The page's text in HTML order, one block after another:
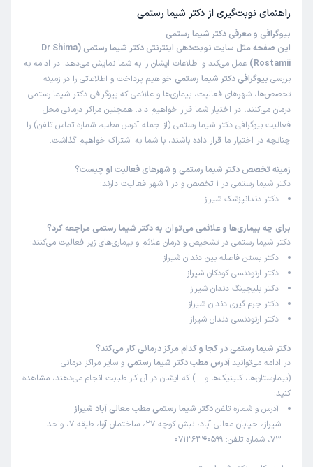
میکنن و برعکس بقیه کار رو به دستیار نمیدن!در طول درمان
شد.برخورد منشی عالی.ممنونم ازشون🌹💞
علت مراجعه: ارتودنسی
کاربر دکترتو
کاربر آزاد
(
1404/08/10
این پزشک را پیشنهاد میکنم
زمان انتظار:
من خودم ارتودنسی انجام دادم و آنقدر دکتر حرفه ای بودن که
بعد از من اعضای خانوادم هم پیش ایشون مراجعه کردن پدر و
مادرم برای جرم گیری و معاینه دندان و لثه ها دخترخالم برای
معاینه و بلیچینگ و دکتر واقعا عالی هستن و با حوصله و تمیز
کار انجام میدن❤ هروقت هم رفتم مطب برای ویزیت زیر نیم
ساعت نوبتم شده و معطل نشدم نقطه قوت بعدیشون هم این
هستش که کارآموز بالای سرم برای ویزیت و معاینه نیومده و
صفر تا صد کار رو خود خانم دکتر برام انجام دادن ممنونم
ازشون
علت مراجعه: ارتودنسی
این پزشک را پیشنهاد میکنم
راهنمای نوبت‌گیری از دکتر شیما رستمی
بیوگرافی و معرفی دکتر شیما رستمی
این صفحه مثل سایت نوبت‌دهی اینترنتی دکتر شیما رستمی (Dr Shima
Rostamii)
عمل می‌کند و اطلاعات ایشان را به شما نمایش می‌دهد. در ادامه به
بررسی بیوگرافی دکتر شیما رستمی خواهیم پرداخت و اطلاعاتی را در زمینه
تخصص‌ها، شهرهای فعالیت، بیماری‌ها و علائمی که بیوگرافی دکتر شیما رستمی
درمان می‌کنند، در اختیار شما قرار خواهیم داد. همچنین مراکز درمانی محل
فعالیت بیوگرافی دکتر شیما رستمی (از جمله آدرس مطب، شماره تماس تلفن) را
چنانچه در اختیار ما قرار داده باشند، با شما به اشتراک خواهیم گذاشت.
زمینه تخصص دکتر شیما رستمی و شهرهای فعالیت او چیست؟
دکتر شیما رستمی در 1 تخصص و در 1 شهر فعالیت دارند:
دکتر دندانپزشک شیراز
برای چه بیماری‌ها و علائمی می‌توان به دکتر شیما رستمی مراجعه کرد؟
دکتر شیما رستمی در تشخیص و درمان علائم و بیماری‌های زیر فعالیت می‌کنند:
دکتر بستن فاصله بین دندان شیراز
دکتر ارتودنسی کودکان شیراز
دکتر بلیچینگ دندان شیراز
دکتر جرم گیری دندان شیراز
دکتر ارتودنسی دندان شیراز
دکتر شیما رستمی در کجا و کدام مرکز درمانی کار می‌کند؟
در ادامه می‌توانید آدرس مطب دکتر شیما رستمی و سایر مراکز درمانی
(بیمارستان‌ها، کلینیک‌ها و …) که ایشان در آن کار طبابت انجام می‌دهند، مشاهده
کنید:
آدرس و شماره تلفندکتر شیما رستمی مطب معالی آباد شیراز
شیراز، خیابان معالی آباد، نبش کوچه 27، ساختمان آوا، طبقه 7، واحد
73، شماره تلفن: 07136340599